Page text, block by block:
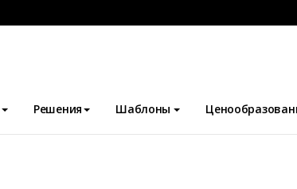
Решения Шаблоны